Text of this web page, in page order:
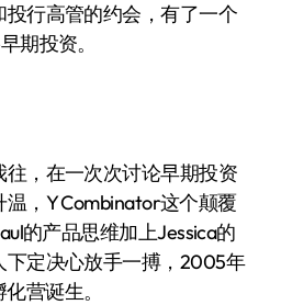
行高管的约会，有了一个
期投资。
，在一次次讨论早期投资
，Y Combinator这个颠覆
的产品思维加上Jessica的
定决心放手一搏，2005年
营诞生。